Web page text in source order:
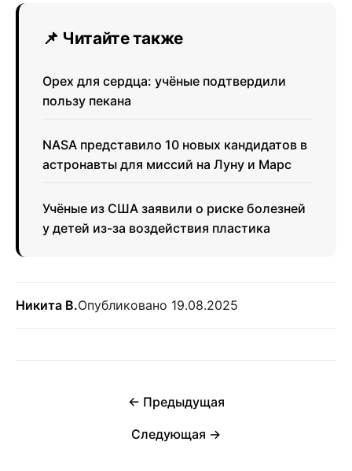
📌 Читайте также
Орех для сердца: учёные подтвердили
пользу пекана
NASA представило 10 новых кандидатов в
астронавты для миссий на Луну и Марс
Учёные из США заявили о риске болезней
у детей из-за воздействия пластика
Никита В.Опубликовано 19.08.2025
← Предыдущая
Следующая →